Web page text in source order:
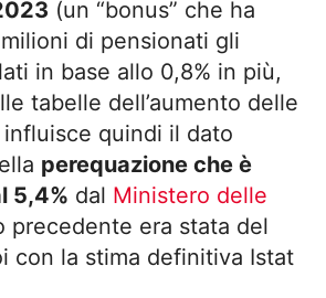
(un “bonus” che ha
di pensionati gli
in base allo 0,8% in più,
tabelle dell’aumento delle
quindi il dato
perequazione che è
5,4% dal Ministero delle
precedente era stata del
con la stima definitiva Istat